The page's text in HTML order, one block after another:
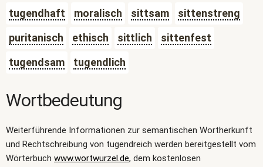
tugendhaft moralisch sittsam
sittenstreng
puritanisch
ethisch sittlich
sittenfest
tugendsam
tugendlich
Wortbedeutung
Weiterführende Informationen zur semantischen Wortherkunft
und Rechtschreibung von tugendreich werden bereitgestellt vom
Wörterbuch www.wortwurzel.de, dem kostenlosen